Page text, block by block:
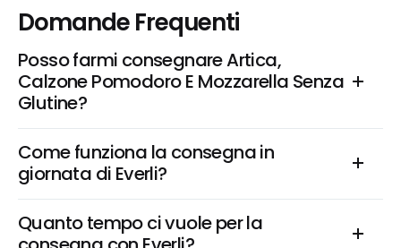
Domande Frequenti
Posso farmi consegnare Artica,
Calzone Pomodoro E Mozzarella Senza
Glutine?
Come funziona la consegna in
giornata di Everli?
Quanto tempo ci vuole per la